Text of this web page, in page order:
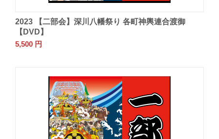
2023 【二部会】深川八幡祭り 各町神輿連合渡御
【DVD】
5,500 円